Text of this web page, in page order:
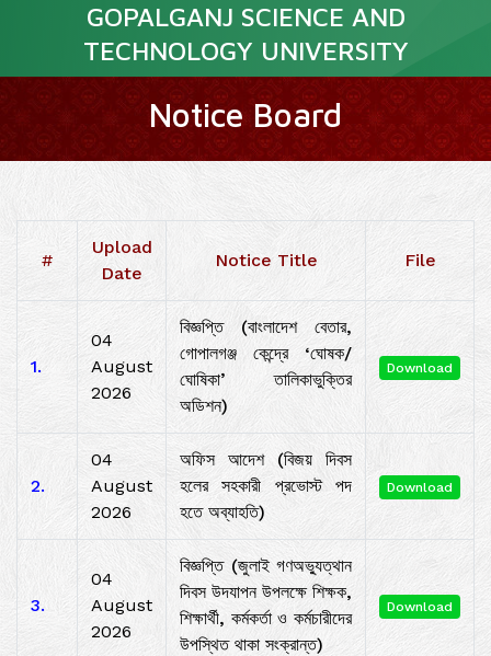
GOPALGANJ SCIENCE AND
TECHNOLOGY UNIVERSITY
Notice Board
#
Upload
Date
Notice Title File
1.
04
August
2026
বিজ্ঞপ্তি (বাংলাদেশ বেতার,
গোপালগঞ্জ কেন্দ্রে ‘ঘোষক/
ঘোষিকা’ তালিকাভুক্তির
অডিশন)
Download
2.
04
August
2026
অফিস আদেশ (বিজয় দিবস
হলের সহকারী প্রভোস্ট পদ
হতে অব্যাহতি)
Download
3.
04
August
2026
বিজ্ঞপ্তি (জুলাই গণঅভ্যুত্থান
দিবস উদযাপন উপলক্ষে শিক্ষক,
শিক্ষার্থী, কর্মকর্তা ও কর্মচারীদের
উপস্থিত থাকা সংক্রান্ত)
Download